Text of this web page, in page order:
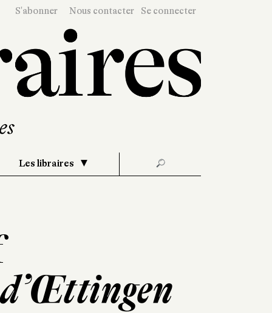
S'abonner Nous contacter Se connecter
Les libraires 🔎
d’Œttingen